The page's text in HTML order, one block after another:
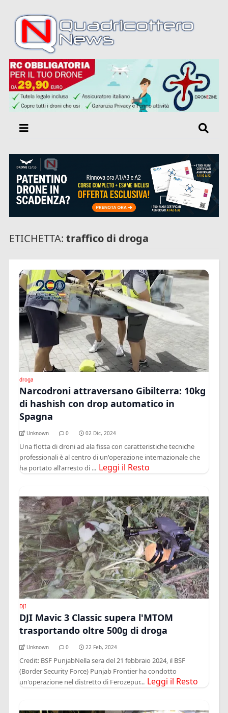
ETICHETTA:traffico di droga
droga
Narcodroni attraversano Gibilterra: 10kg
di hashish con drop automatico in
Spagna
Unknown 0 02 Dic, 2024
Una flotta di droni ad ala fissa con caratteristiche tecniche
professionali è al centro di un'operazione internazionale che
ha portato all'arresto di ... Leggi il Resto
DJI
DJI Mavic 3 Classic supera l'MTOM
trasportando oltre 500g di droga
Unknown 0 22 Feb, 2024
Credit: BSF PunjabNella sera del 21 febbraio 2024, il BSF
(Border Security Force) Punjab Frontier ha condotto
un'operazione nel distretto di Ferozepur... Leggi il Resto